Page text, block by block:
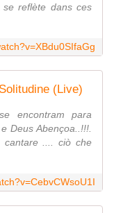
reflète dans ces
(Live)
encontram para
Deus Abençoa..!!!.
cantare .... ciò che